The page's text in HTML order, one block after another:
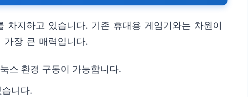
지하고 있습니다. 기존 휴대용 게임기와는 차원이
장 큰 매력입니다.
스 환경 구동이 가능합니다.
니다.